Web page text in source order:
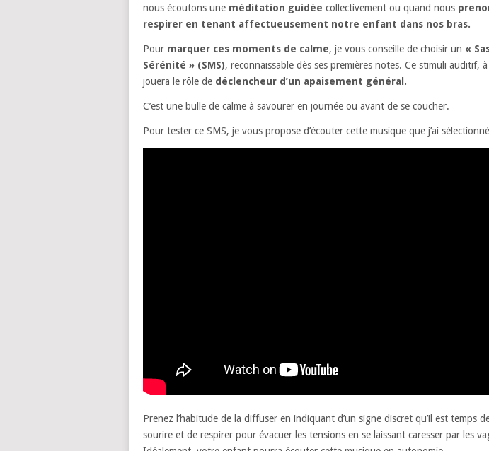
nous écoutons une méditation guidée collectivement ou quand nous
respirer en tenant affectueusement notre enfant dans nos bras.
Pour marquer ces moments de calme, je vous conseille de choisir un «
Sérénité » (SMS), reconnaissable dès ses premières notes. Ce stimuli auditif,
jouera le rôle de déclencheur d’un apaisement général.
C’est une bulle de calme à savourer en journée ou avant de se coucher.
Pour tester ce SMS, je vous propose d’écouter cette musique que j’ai
Prenez l’habitude de la diffuser en indiquant d’un signe discret qu’il est temps
sourire et de respirer pour évacuer les tensions en se laissant caresser par les